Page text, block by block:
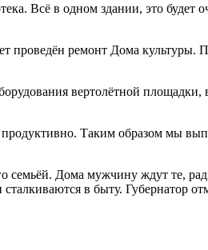
Всё в одном здании, это будет
проведён ремонт Дома культуры.
вертолётной площадки,
Таким образом мы
семьёй. Дома мужчину ждут те,
в быту. Губернатор